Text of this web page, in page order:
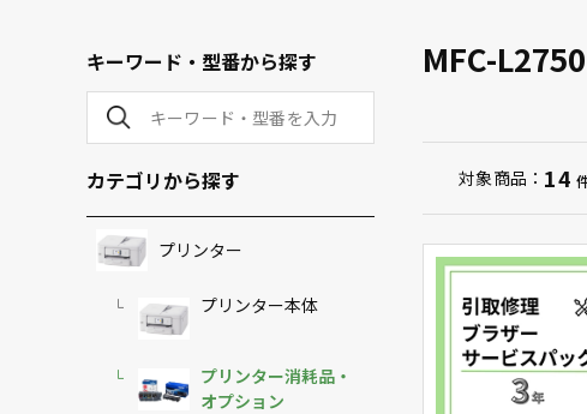
キーワード・型番から探す
カテゴリから探す
プリンター
プリンター本体
プリンター消耗品・
オプション
MFC-
対象商品： 14